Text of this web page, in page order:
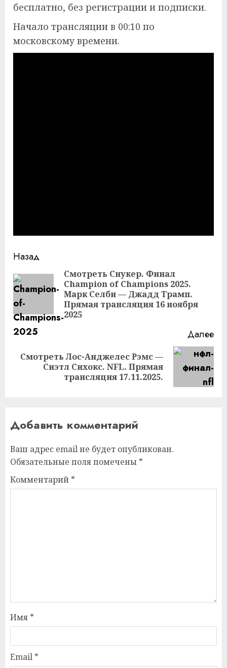
бесплатно, без регистрации и подписки.
Начало трансляции в 00:10 по
московскому времени.
Продолжить
чтение
Назад
Смотреть Снукер. Финал
Champion of Champions 2025.
Марк Селби — Джадд Трамп.
Прямая трансляция 16 ноября
2025
Далее
Следующая
Смотреть Лос-Анджелес Рэмс —
Сиэтл Сихокс. NFL. Прямая
трансляция 17.11.2025.
Добавить комментарий
Ваш адрес email не будет опубликован.
Обязательные поля помечены *
Комментарий *
Имя *
Email *